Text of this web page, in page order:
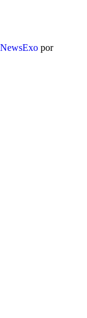
NewsExo por